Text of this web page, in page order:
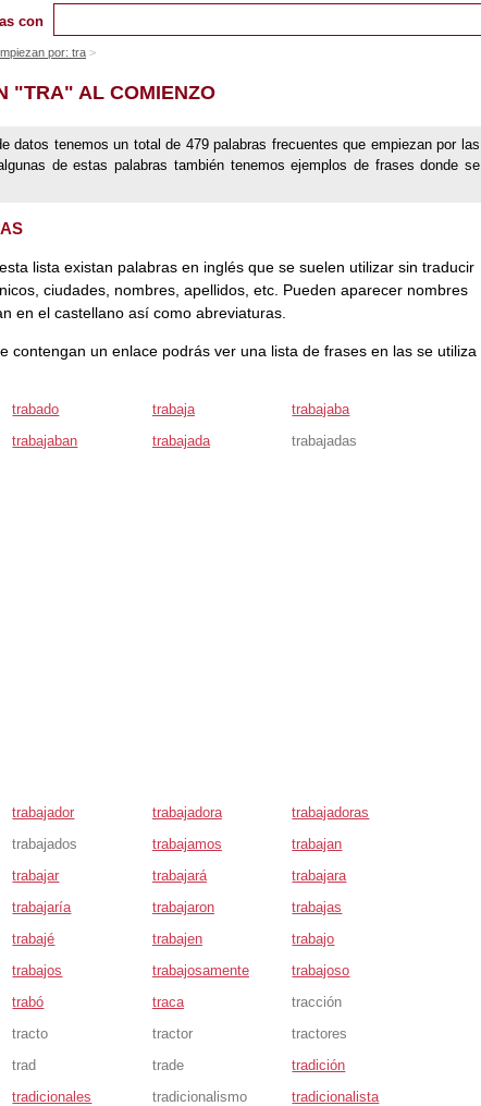
con
por: tra
"TRA" AL COMIENZO
datos tenemos un total de 479 palabras frecuentes que empiezan por las
de estas palabras también tenemos ejemplos de frases donde se
lista existan palabras en inglés que se suelen utilizar sin traducir
ciudades, nombres, apellidos, etc. Pueden aparecer nombres
en el castellano así como abreviaturas.
contengan un enlace podrás ver una lista de frases en las se utiliza
trabado trabaja
trabajaba
trabajaban trabajada trabajadas
trabajador trabajadora
trabajadoras
trabajados trabajamos
trabajan
trabajar trabajará
trabajara
trabajaría trabajaron
trabajas
trabajé trabajen
trabajo
trabajos trabajosamente
trabajoso
trabó traca
tracción
tracto tractor
tractores
trad trade
tradición
tradicionales tradicionalismo
tradicionalista